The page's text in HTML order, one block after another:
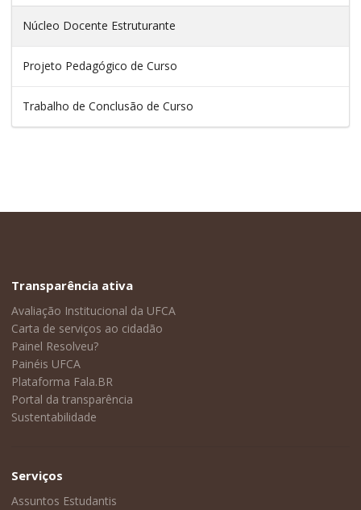
Núcleo Docente Estruturante
Projeto Pedagógico de Curso
Trabalho de Conclusão de Curso
Transparência ativa
Avaliação Institucional da UFCA
Carta de serviços ao cidadão
Painel Resolveu?
Painéis UFCA
Plataforma Fala.BR
Portal da transparência
Sustentabilidade
Serviços
Assuntos Estudantis